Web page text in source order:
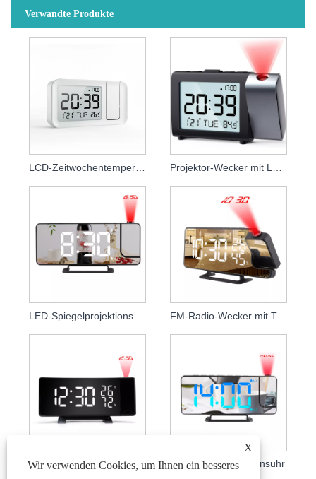
Verwandte Produkte
LCD-Zeitwochentemperatur-Projektionsuhr
LED-Spiegelprojektionswecker FM-Radio-Wecker mit Temperatur- und Luftfeuchtigkeitsprojektion
Gebogener Bildschirm, weißes, blaues, rotes Display, FM-Projektionsuhr RGB -Farbprojektionsuhr
X
Wir verwenden Cookies, um Ihnen ein besseres